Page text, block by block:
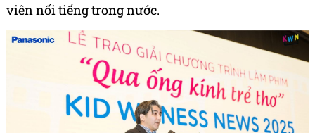
viên nổi tiếng trong nước.